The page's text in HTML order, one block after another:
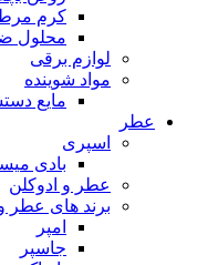
کرم
محلول
لوازم برقی
مواد شوینده
مایع
عطر
اسپری
بادی
عطر و ادوکلن
برند های عطر
امپر
جاسپر